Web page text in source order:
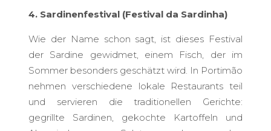
4. Sardinenfestival (Festival da Sardinha)
Wie der Name schon sagt, ist dieses Festival
der Sardine gewidmet, einem Fisch, der im
Sommer besonders geschätzt wird. In Portimão
nehmen verschiedene lokale Restaurants teil
und servieren die traditionellen Gerichte:
gegrillte Sardinen, gekochte Kartoffeln und